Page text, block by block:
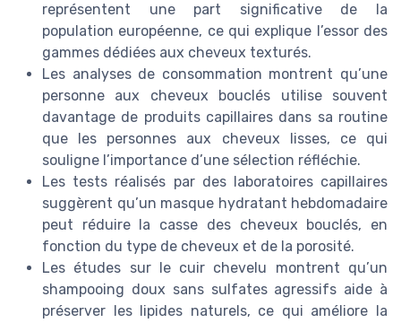
représentent une part significative de la
population européenne, ce qui explique l’essor des
gammes dédiées aux cheveux texturés.
Les analyses de consommation montrent qu’une
personne aux cheveux bouclés utilise souvent
davantage de produits capillaires dans sa routine
que les personnes aux cheveux lisses, ce qui
souligne l’importance d’une sélection réfléchie.
Les tests réalisés par des laboratoires capillaires
suggèrent qu’un masque hydratant hebdomadaire
peut réduire la casse des cheveux bouclés, en
fonction du type de cheveux et de la porosité.
Les études sur le cuir chevelu montrent qu’un
shampooing doux sans sulfates agressifs aide à
préserver les lipides naturels, ce qui améliore la